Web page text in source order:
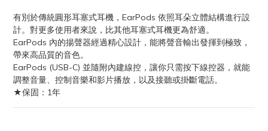
有別於傳統圓形耳塞式耳機，EarPods 依照耳朵立體結構進行設
計。對更多使用者來說，比其他耳塞式耳機更為舒適。
EarPods 內的揚聲器經過精心設計，能將聲音輸出發揮到極致，
帶來高品質的音色。
EarPods (USB-C) 並隨附內建線控，讓你只需按下線控器，就能
調整音量、控制音樂和影片播放，以及接聽或掛斷電話。
★保固：1年